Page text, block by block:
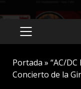
PRIMARY
MENU
Portada » “AC/
Concierto de la